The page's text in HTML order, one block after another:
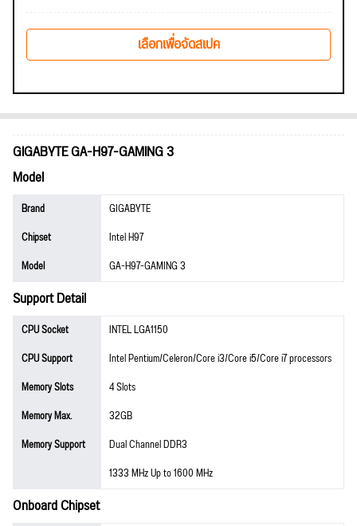
เลือกเพื่อจัดสเปค
GIGABYTE GA-H97-GAMING 3
Model
Brand
GIGABYTE
Chipset
Intel H97
Model
GA-H97-GAMING 3
Support Detail
CPU Socket
INTEL LGA1150
CPU Support
Intel Pentium/Celeron/Core i3/Core i5/Core i7 processors
Memory Slots
4 Slots
Memory Max.
32GB
Memory Support
Dual Channel DDR3
1333 MHz Up to 1600 MHz
Onboard Chipset